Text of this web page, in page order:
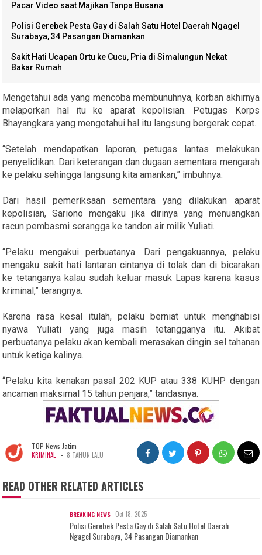
Pacar Video saat Majikan Tanpa Busana
Polisi Gerebek Pesta Gay di Salah Satu Hotel Daerah Ngagel
Surabaya, 34 Pasangan Diamankan
Sakit Hati Ucapan Ortu ke Cucu, Pria di Simalungun Nekat
Bakar Rumah
Mengetahui ada yang mencoba membunuhnya, korban akhirnya
melaporkan hal itu ke aparat kepolisian. Petugas Korps
Bhayangkara yang mengetahui hal itu langsung bergerak cepat.
“Setelah mendapatkan laporan, petugas lantas melakukan
penyelidikan. Dari keterangan dan dugaan sementara mengarah
ke pelaku sehingga langsung kita amankan,” imbuhnya.
Dari hasil pemeriksaan sementara yang dilakukan aparat
kepolisian, Sariono mengaku jika dirinya yang menuangkan
racun pembasmi serangga ke tandon air milik Yuliati.
“Pelaku mengakui perbuatanya. Dari pengakuannya, pelaku
mengaku sakit hati lantaran cintanya di tolak dan di bicarakan
ke tetanganya kalau sudah keluar masuk Lapas karena kasus
kriminal,” terangnya.
Karena rasa kesal itulah, pelaku berniat untuk menghabisi
nyawa Yuliati yang juga masih tetangganya itu. Akibat
perbuatanya pelaku akan kembali merasakan dingin sel tahanan
untuk ketiga kalinya.
“Pelaku kita kenakan pasal 202 KUP atau 338 KUHP dengan
ancaman maksimal 15 tahun penjara,” tandasnya.
TOP News Jatim
KRIMINAL - 8 TAHUN LALU
READ OTHER RELATED ARTICLES
BREAKING NEWS Oct 18, 2025
Polisi Gerebek Pesta Gay di Salah Satu Hotel Daerah
Ngagel Surabaya, 34 Pasangan Diamankan